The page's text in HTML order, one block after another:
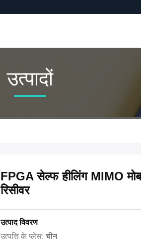
उत्पादों
FPGA सेल्फ हीलिंग MIMO
रिसीवर
उत्पाद विवरण
उत्पत्ति के प्लेस:चीन